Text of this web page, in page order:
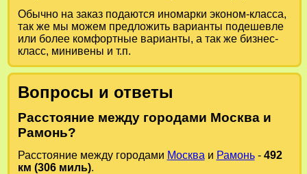
Обычно на заказ подаются иномарки эконом-класса,
так же мы можем предложить варианты подешевле
или более комфортные варианты, а так же бизнес-
класс, минивены и т.п.
Вопросы и ответы
Расстояние между городами Москва и
Рамонь?
Расстояние между городами Москва и Рамонь- 492
км (306 миль).